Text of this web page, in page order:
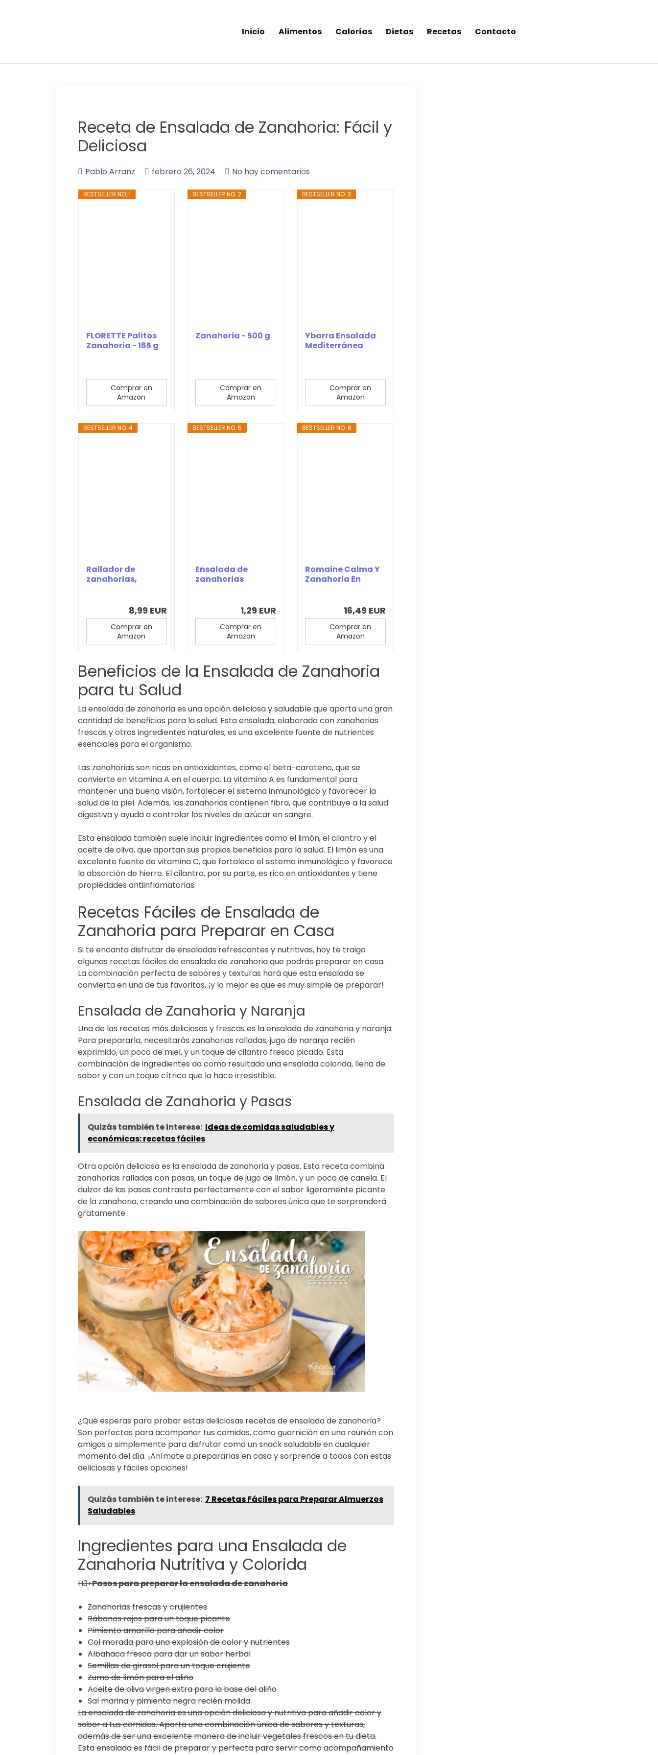
Inicio Alimentos Calorías Dietas Recetas Contacto
Receta de Ensalada de Zanahoria: Fácil y
Deliciosa
Pablo Arranz febrero 26, 2024 No hay comentarios
BESTSELLER NO. 1
FLORETTE Palitos
Zanahoria - 165 g
Comprar en
Amazon
BESTSELLER NO. 2
Zanahoria - 500 g
Comprar en
Amazon
BESTSELLER NO. 3
Ybarra Ensalada
Mediterránea
Comprar en
Amazon
BESTSELLER NO. 4
Rallador de
zanahorias,
8,99 EUR
Comprar en
Amazon
BESTSELLER NO. 5
Ensalada de
zanahorias
1,29 EUR
Comprar en
Amazon
BESTSELLER NO. 6
Romaine Calma Y
Zanahoria En
16,49 EUR
Comprar en
Amazon
Beneficios de la Ensalada de Zanahoria
para tu Salud
La ensalada de zanahoria es una opción deliciosa y saludable que aporta una gran
cantidad de beneficios para la salud. Esta ensalada, elaborada con zanahorias
frescas y otros ingredientes naturales, es una excelente fuente de nutrientes
esenciales para el organismo.
Las zanahorias son ricas en antioxidantes, como el beta-caroteno, que se
convierte en vitamina A en el cuerpo. La vitamina A es fundamental para
mantener una buena visión, fortalecer el sistema inmunológico y favorecer la
salud de la piel. Además, las zanahorias contienen fibra, que contribuye a la salud
digestiva y ayuda a controlar los niveles de azúcar en sangre.
Esta ensalada también suele incluir ingredientes como el limón, el cilantro y el
aceite de oliva, que aportan sus propios beneficios para la salud. El limón es una
excelente fuente de vitamina C, que fortalece el sistema inmunológico y favorece
la absorción de hierro. El cilantro, por su parte, es rico en antioxidantes y tiene
propiedades antiinflamatorias.
Recetas Fáciles de Ensalada de
Zanahoria para Preparar en Casa
Si te encanta disfrutar de ensaladas refrescantes y nutritivas, hoy te traigo
algunas recetas fáciles de ensalada de zanahoria que podrás preparar en casa.
La combinación perfecta de sabores y texturas hará que esta ensalada se
convierta en una de tus favoritas, ¡y lo mejor es que es muy simple de preparar!
Ensalada de Zanahoria y Naranja
Una de las recetas más deliciosas y frescas es la ensalada de zanahoria y naranja.
Para prepararla, necesitarás zanahorias ralladas, jugo de naranja recién
exprimido, un poco de miel, y un toque de cilantro fresco picado. Esta
combinación de ingredientes da como resultado una ensalada colorida, llena de
sabor y con un toque cítrico que la hace irresistible.
Ensalada de Zanahoria y Pasas
Quizás también te interese: Ideas de comidas saludables y
económicas: recetas fáciles
Otra opción deliciosa es la ensalada de zanahoria y pasas. Esta receta combina
zanahorias ralladas con pasas, un toque de jugo de limón, y un poco de canela. El
dulzor de las pasas contrasta perfectamente con el sabor ligeramente picante
de la zanahoria, creando una combinación de sabores única que te sorprenderá
gratamente.
¿Qué esperas para probar estas deliciosas recetas de ensalada de zanahoria?
Son perfectas para acompañar tus comidas, como guarnición en una reunión con
amigos o simplemente para disfrutar como un snack saludable en cualquier
momento del día. ¡Anímate a prepararlas en casa y sorprende a todos con estas
deliciosas y fáciles opciones!
Quizás también te interese: 7 Recetas Fáciles para Preparar Almuerzos
Saludables
Ingredientes para una Ensalada de
Zanahoria Nutritiva y Colorida
H3>Pasos para preparar la ensalada de zanahoria
Zanahorias frescas y crujientes
Rábanos rojos para un toque picante
Pimiento amarillo para añadir color
Col morada para una explosión de color y nutrientes
Albahaca fresca para dar un sabor herbal
Semillas de girasol para un toque crujiente
Zumo de limón para el aliño
Aceite de oliva virgen extra para la base del aliño
Sal marina y pimienta negra recién molida
La ensalada de zanahoria es una opción deliciosa y nutritiva para añadir color y
sabor a tus comidas. Aporta una combinación única de sabores y texturas,
además de ser una excelente manera de incluir vegetales frescos en tu dieta.
Esta ensalada es fácil de preparar y perfecta para servir como acompañamiento